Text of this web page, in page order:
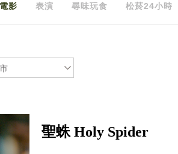
電影 表演 尋味玩食 松菸24小時
聖蛛 Holy Spider